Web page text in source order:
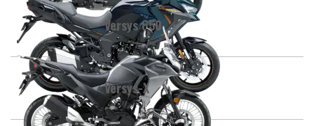
Versys 650
Versys-X